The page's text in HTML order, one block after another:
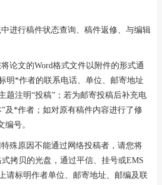
进行稿件状态查询、稿件返修、与编辑
论文的Word格式文件以附件的形式通
明*作者的联系电话、单位、邮寄地址
题注明“投稿”；若为邮寄投稿后补充电
及*作者；如对原有稿件内容进行了修
编号。
殊原因不能通过网络投稿者，请您将
拷贝的光盘，通过平信、挂号或EMS
请标明作者单位、邮寄地址、邮编及联